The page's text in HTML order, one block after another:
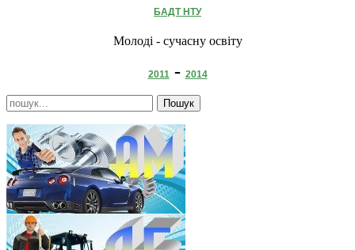
БАДТ НТУ
Молоді - сучасну освіту
2011- 2014